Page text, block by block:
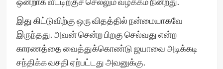
இது கிட்டுவிற்கு ஒரு விதத்தில் நன்மையாகவே
இருந்தது. அவன் சென்ற பிறகு செல்வது என்ற
காரணத்தை வைத்துக்கொண்டு ஜயாவை அடிக்கடி
சந்திக்க வசதி ஏற்பட்டது அவனுக்கு.